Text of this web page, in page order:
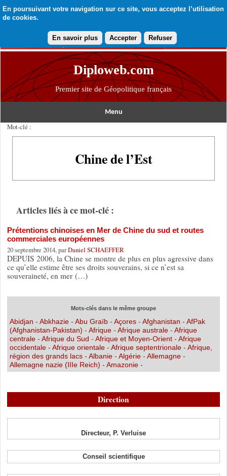
En poursuivant votre navigation sur ce site, vous acceptez l’utilisation
de cookies.
En savoir plus Accepter Refuser
Diploweb.com
Premier site de Géopolitique français
Menu
Mot-clé :
Chine de l’Est
Articles liés à ce mot-clé :
Prétentions chinoises en Mer de Chine du sud et routes
commerciales européennes
20 septembre 2014, parDaniel SCHAEFFER
DEPUIS 2006, la Chine se montre de plus en plus agressive dans
ce qu’elle estime être ses droits souverains, si ce n’est sa
souveraineté, en mer (…)
Mots-clés dans le même groupe
Abidjan - Abkhazie- Abu Graïb- Açores- Afghanistan - AfPak
(Afghanistan-Pakistan) - Afrique- Afrique australe- Afrique
centrale - Afrique du Sud - Afrique et Moyen-Orient - Afrique
occidentale - Afrique orientale - Afrique septentrionale - Afrique,
région des grands lacs- Albanie - Algérie - Allemagne -
Allemagne nazie (IIIe Reich) - Amazonie-
Direction
Directeur, P. Verluise
Conseil scientifique